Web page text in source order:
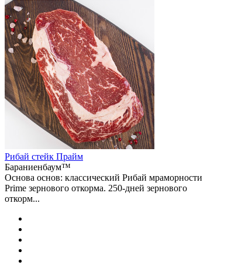
Рибай cтейк Прайм
Бараниенбаум™
Основа основ: классический Рибай мраморности
Prime зернового откорма. 250-дней зернового
откорм...